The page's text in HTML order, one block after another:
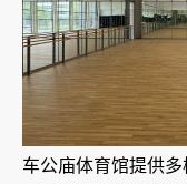
车公庙体育馆提供